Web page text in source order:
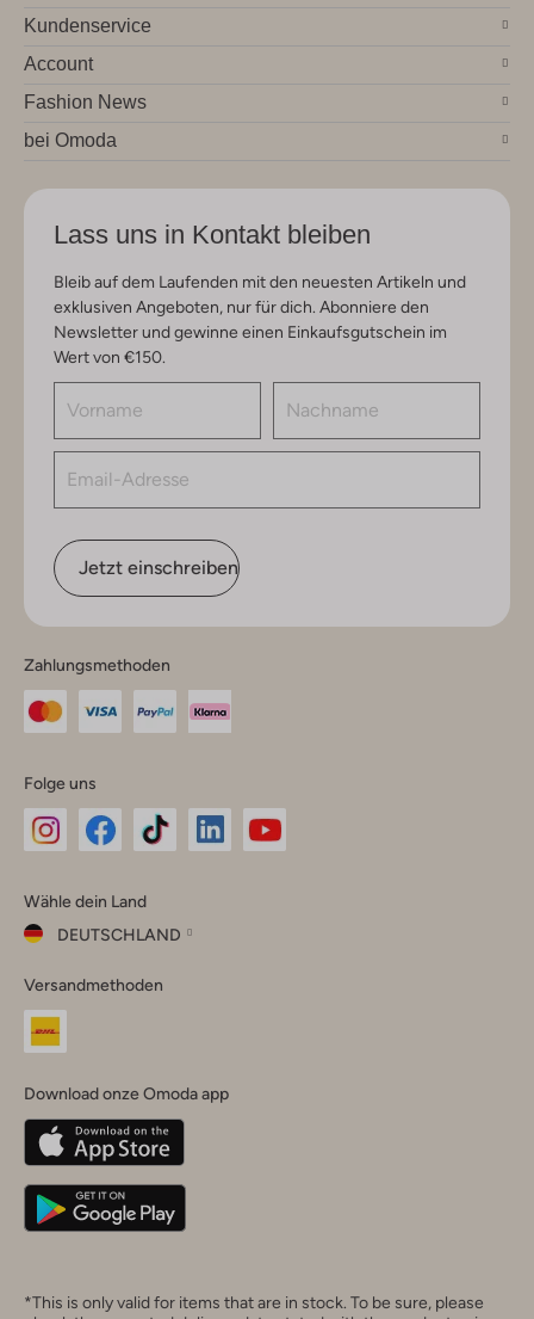
Kundenservice
Account
Fashion News
bei Omoda
Lass uns in Kontakt bleiben
Bleib auf dem Laufenden mit den neuesten Artikeln und
exklusiven Angeboten, nur für dich. Abonniere den
Newsletter und gewinne einen Einkaufsgutschein im
Wert von €150.
Jetzt einschreiben
Zahlungsmethoden
Folge uns
Instagram
Facebook
TikTok
Wähle dein Land
DEUTSCHLAND
dein
Land
Belgique(Français)
Deutschland
Versandmethoden
Download onze Omoda app
*This is only valid for items that are in stock. To be sure, please